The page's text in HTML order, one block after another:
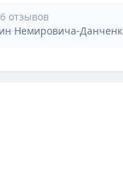
отзывов
·Немировича-